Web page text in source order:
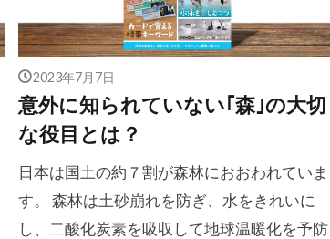
2023年7月7日
意外に知られていない｢森｣の大切
な役目とは？
日本は国土の約７割が森林におおわれていま
す。 森林は土砂崩れを防ぎ、水をきれいに
し、二酸化炭素を吸収して地球温暖化を予防